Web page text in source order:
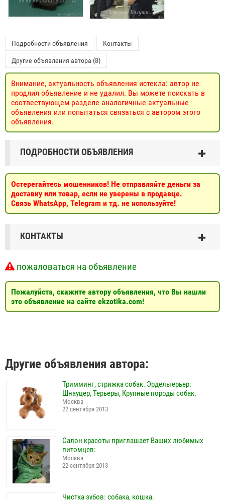
Подробности объявления Контакты
Другие объявления автора (8)
Внимание, актуальность объявления истекла: автор не
продлил объявление и не удалил. Вы можете поискать в
соотвествующем разделе аналогичные актуальные
объявления или попытаться связаться с автором этого
объявления.
ПОДРОБНОСТИ ОБЪЯВЛЕНИЯ
Остерегайтесь мошенников! Не отправляйте деньги за
доставку или товар, если не уверены в продавце.
Связь WhatsApp, Telegram и тд. не используйте!
КОНТАКТЫ
пожаловаться на объявление
Пожалуйста, скажите автору объявления, что Вы нашли
это объявление на сайте ekzotika.com!
Другие объявления автора:
Тримминг, стрижка собак. Эрдельтерьер.
Шнауцер, Терьеры, Крупные породы собак.
Москва
22 сентября 2013
Салон красоты приглашает Ваших любимых
питомцев:
Москва
22 сентября 2013
Чистка зубов: собака, кошка.